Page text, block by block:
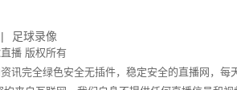
足球录像
播版权所有
完全绿色安全无插件，稳定安全的直播网，每